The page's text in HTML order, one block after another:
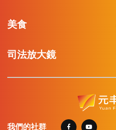
美食
司法放大鏡
我們的社群